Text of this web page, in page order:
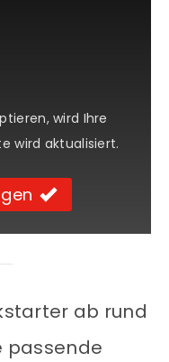
wird Ihre
wird aktualisiert.
ab rund
passende